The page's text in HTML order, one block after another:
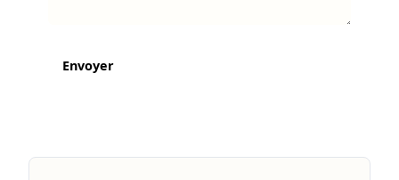
Envoyer